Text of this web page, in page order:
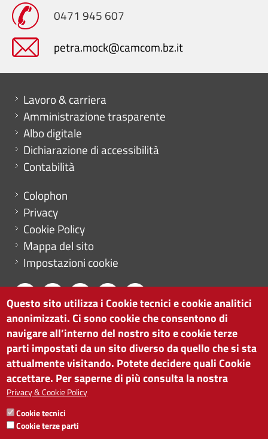
0471 945 607
petra.mock@camcom.bz.it
Mini menu di servizio
Lavoro & carriera
Amministrazione trasparente
Albo digitale
Dichiarazione di accessibilità
Contabilità
Menu footer
Colophon
Privacy
Cookie Policy
Mappa del sito
Impostazioni cookie
CAMERA DI COMMERCIO DI BOLZANO
via Alto Adige 60 | I-39100 Bolzano
tel. 0471 945 511 |info@camcom.bz.it
Partita IVA: 00376420212
ISTITUTO PER LA PROMOZIONE DELLO
SVILUPPO ECONOMICO
Partita IVA: 01716880214
Questo sito utilizza i Cookie tecnici e cookie analitici
anonimizzati. Ci sono cookie che consentono di
navigare all’interno del nostro sito e cookie terze
parti impostati da un sito diverso da quello che si sta
attualmente visitando. Potete decidere quali Cookie
accettare. Per saperne di più consulta la nostra
Privacy & Cookie Policy
Cookie tecnici
Cookie terze parti